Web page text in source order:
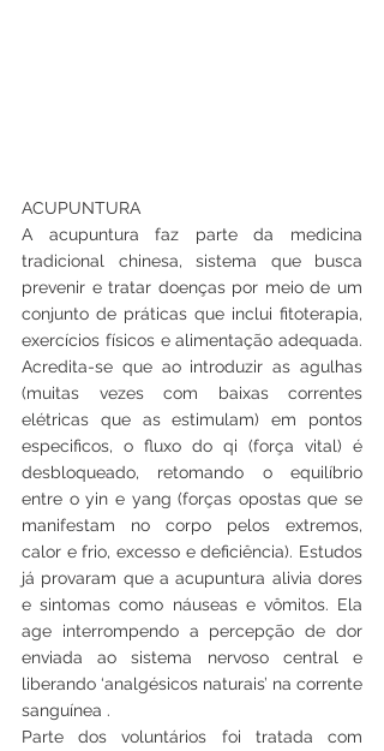
ACUPUNTURA
A acupuntura faz parte da medicina
tradicional chinesa, sistema que busca
prevenir e tratar doenças por meio de um
conjunto de práticas que inclui fitoterapia,
exercícios físicos e alimentação adequada.
Acredita-se que ao introduzir as agulhas
(muitas vezes com baixas correntes
elétricas que as estimulam) em pontos
especificos, o fluxo do qi (força vital) é
desbloqueado, retomando o equilíbrio
entre o yin e yang (forças opostas que se
manifestam no corpo pelos extremos,
calor e frio, excesso e deficiência). Estudos
já provaram que a acupuntura alivia dores
e sintomas como náuseas e vômitos. Ela
age interrompendo a percepção de dor
enviada ao sistema nervoso central e
liberando ‘analgésicos naturais’ na corrente
sanguínea .
Parte dos voluntários foi tratada com